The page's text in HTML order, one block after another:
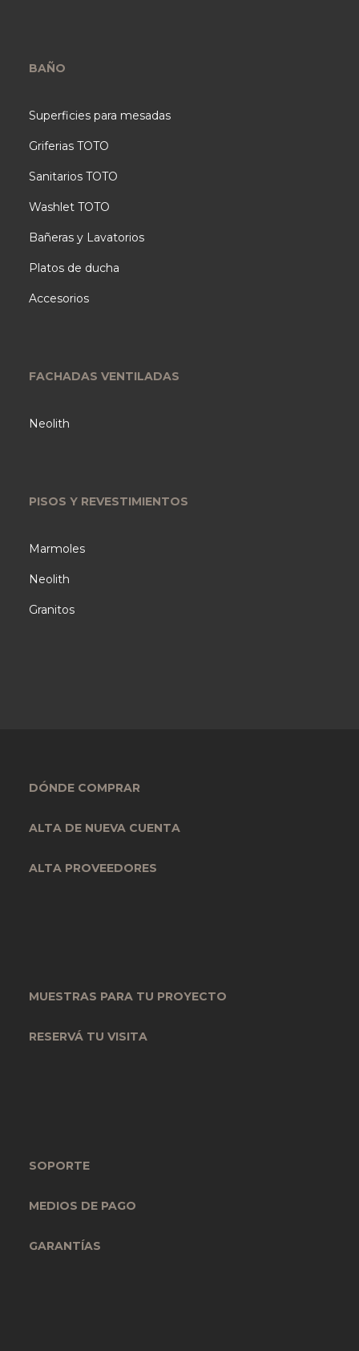
BAÑO
Superficies para mesadas
Griferias TOTO
Sanitarios TOTO
Washlet TOTO
Bañeras y Lavatorios
Platos de ducha
Accesorios
FACHADAS VENTILADAS
Neolith
PISOS Y REVESTIMIENTOS
Marmoles
Neolith
Granitos
DÓNDE COMPRAR
ALTA DE NUEVA CUENTA
ALTA PROVEEDORES
MUESTRAS PARA TU PROYECTO
RESERVÁ TU VISITA
SOPORTE
MEDIOS DE PAGO
GARANTÍAS